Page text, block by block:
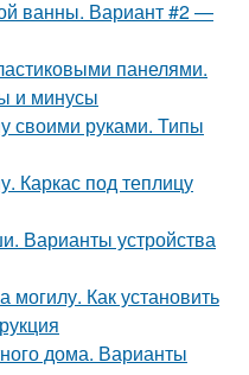
ванны. Вариант #2 —
панелями.
и минусы
своими руками. Типы
Каркас под теплицу
Варианты устройства
Как установить
дома. Варианты